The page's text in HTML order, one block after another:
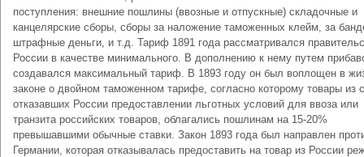
поступления: внешние пошлины (ввозные и отпускные) складочные и
канцелярские сборы, сборы за наложение таможенных клейм, за
штрафные деньги, и т.д. Тариф 1891 года рассматривался
России в качестве минимального. В дополнению к нему путем
создавался максимальный тариф. В 1893 году он был воплощен в
законе о двойном таможенном тарифе, согласно которому товары из
отказавших России предоставлении льготных условий для ввоза или
транзита российских товаров, облагались пошлинам на 15-20%
превышавшими обычные ставки. Закон 1893 года был направлен
Германии, которая отказывалась предоставить на товар из России